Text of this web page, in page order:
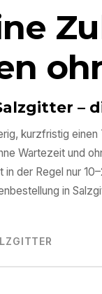
–
kurzfristig einen
Wartezeit und
in der Regel nur
in